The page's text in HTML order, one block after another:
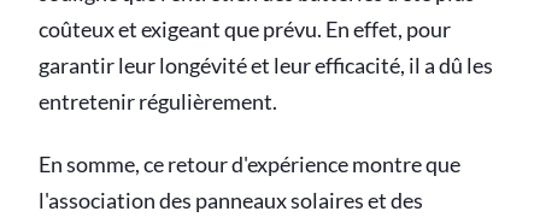
coûteux et exigeant que prévu. En effet, pour
garantir leur longévité et leur efficacité, il a dû les
entretenir régulièrement.
En somme, ce retour d'expérience montre que
l'association des panneaux solaires et des